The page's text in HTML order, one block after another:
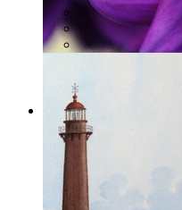
Фото: Сергей Николаев